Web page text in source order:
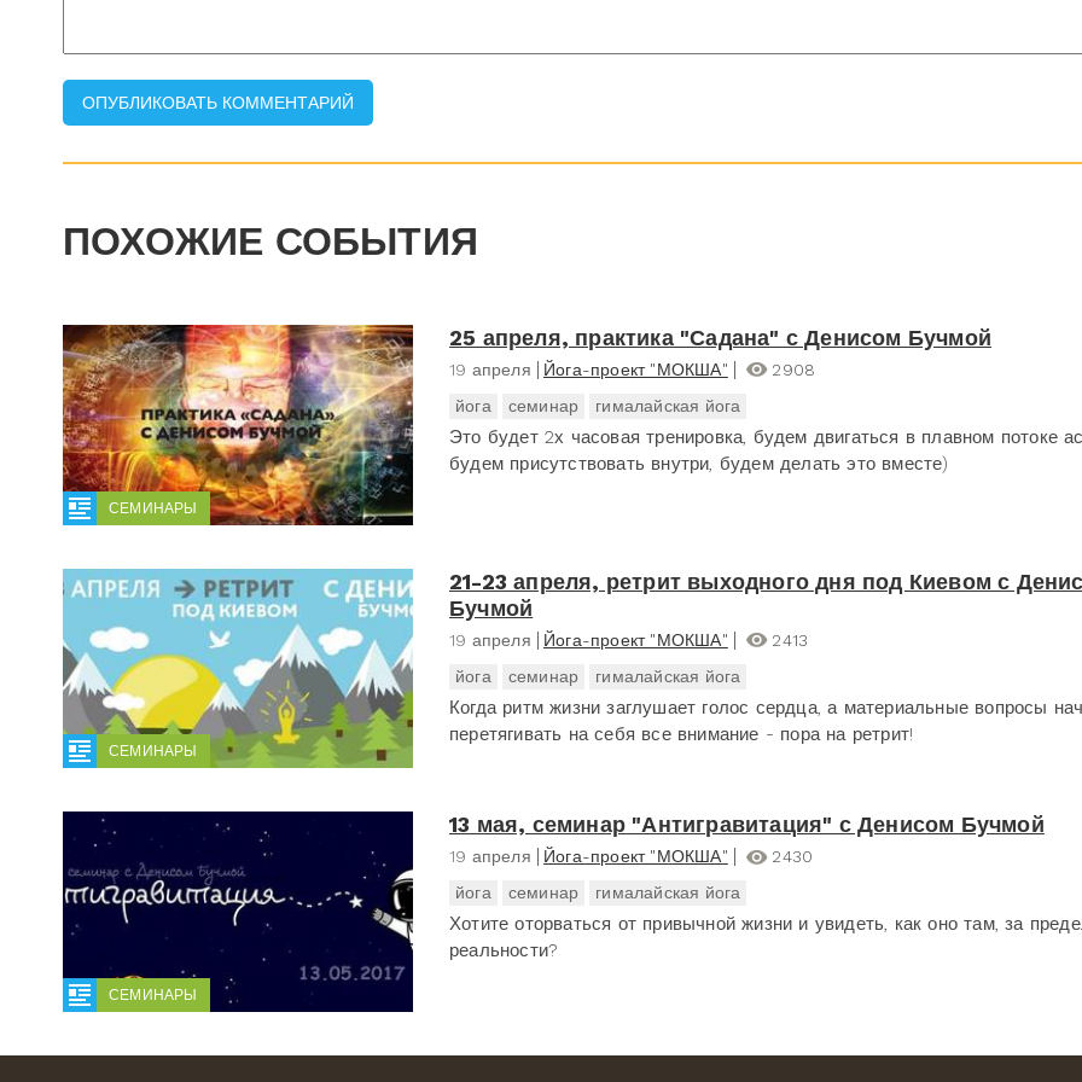
ПОХОЖИЕ СОБЫТИЯ
СЕМИНАРЫ
25 апреля, практика "Садана" с Денисом Бучмой
19 апреля Йога-проект "МОКША"
2908
йога
семинар гималайская йога
Это будет 2х часовая тренировка, будем двигаться в плавном потоке
будем присутствовать внутри, будем делать это вместе)
СЕМИНАРЫ
21-23 апреля, ретрит выходного дня под Киевом с
Бучмой
19 апреля Йога-проект "МОКША"
2413
йога
семинар гималайская йога
Когда ритм жизни заглушает голос сердца, а материальные вопросы
перетягивать на себя все внимание - пора на ретрит!
СЕМИНАРЫ
13 мая, семинар "Антигравитация" с Денисом Бучмой
19 апреля Йога-проект "МОКША"
2430
йога
семинар гималайская йога
Хотите оторваться от привычной жизни и увидеть, как оно там, за
реальности?